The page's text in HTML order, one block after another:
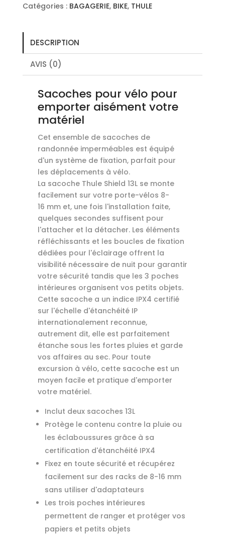
Catégories : BAGAGERIE, BIKE, THULE
DESCRIPTION
AVIS (0)
Sacoches pour vélo pour
emporter aisément votre
matériel
Cet ensemble de sacoches de
randonnée imperméables est équipé
d'un système de fixation, parfait pour
les déplacements à vélo.
La sacoche Thule Shield 13L se monte
facilement sur votre porte-vélos 8-
16 mm et, une fois l'installation faite,
quelques secondes suffisent pour
l'attacher et la détacher. Les éléments
réfléchissants et les boucles de fixation
dédiées pour l'éclairage offrent la
visibilité nécessaire de nuit pour garantir
votre sécurité tandis que les 3 poches
intérieures organisent vos petits objets.
Cette sacoche a un indice IPX4 certifié
sur l'échelle d'étanchéité IP
internationalement reconnue,
autrement dit, elle est parfaitement
étanche sous les fortes pluies et garde
vos affaires au sec. Pour toute
excursion à vélo, cette sacoche est un
moyen facile et pratique d'emporter
votre matériel.
Inclut deux sacoches 13L
Protège le contenu contre la pluie ou
les éclaboussures grâce à sa
certification d'étanchéité IPX4
Fixez en toute sécurité et récupérez
facilement sur des racks de 8-16 mm
sans utiliser d'adaptateurs
Les trois poches intérieures
permettent de ranger et protéger vos
papiers et petits objets